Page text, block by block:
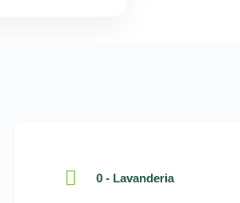
0 - Lavanderia